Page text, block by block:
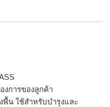
การของลูกค้า
พื้น ใช้สำหรับบำรุงและ